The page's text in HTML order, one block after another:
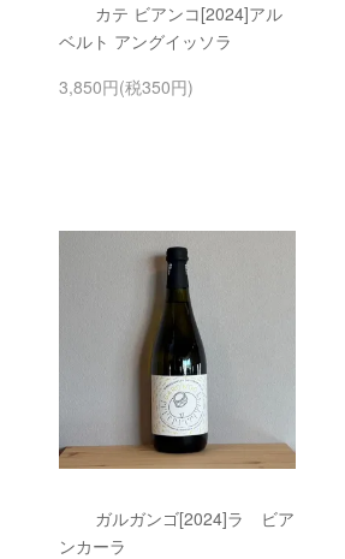
カテ ビアンコ[2024]アル
ベルト アングイッソラ
3,850円(税350円)
ガルガンゴ[2024]ラ ビア
ンカーラ